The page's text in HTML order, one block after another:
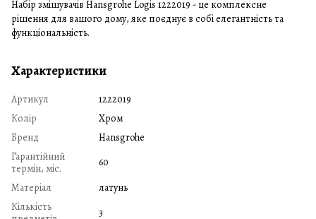
Набір змішувачів Hansgrohe Logis 1222019 - це комплексне
рішення для вашого дому, яке поєднує в собі елегантність та
функціональність.
Характеристики
Артикул
1222019
Колір
Хром
Бренд
Hansgrohe
Гарантійний
термін, міс.
60
Матеріал
латунь
Кількість
3